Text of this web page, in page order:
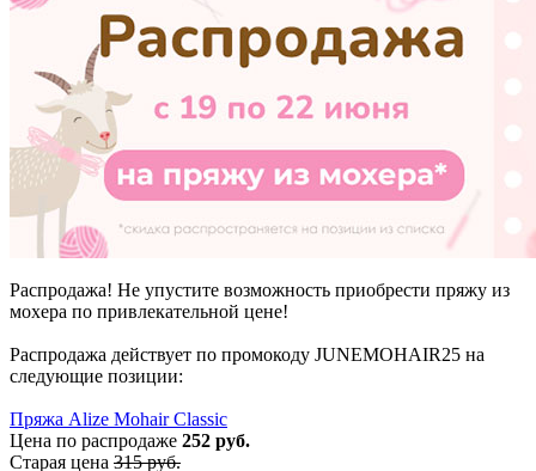
Распродажа! Не упустите возможность приобрести пряжу из
мохера по привлекательной цене!
Распродажа действует по промокоду JUNEMOHAIR25 на
следующие позиции:
Пряжа Alize Mohair Classic
Цена по распродаже 252 руб.
Старая цена 315 руб.